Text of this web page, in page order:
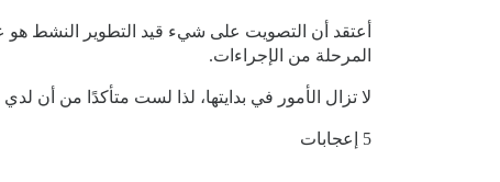
أعتقد أن التصويت على شيء قيد التطوير النشط هو
المرحلة من الإجراءات.
لا تزال الأمور في بدايتها، لذا لست متأكدًا من أن لدي
5 إعجابات